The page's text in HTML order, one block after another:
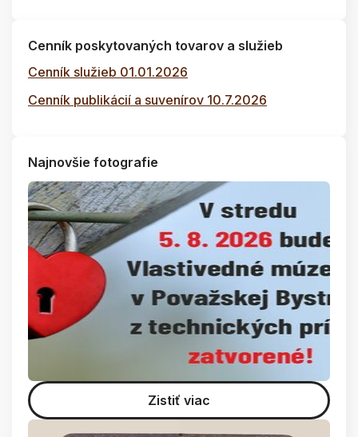
Cenník poskytovaných tovarov a služieb
Cenník služieb 01.01.2026
Cenník publikácií a suvenírov 10.7.2026
Najnovšie fotografie
Zistiť viac